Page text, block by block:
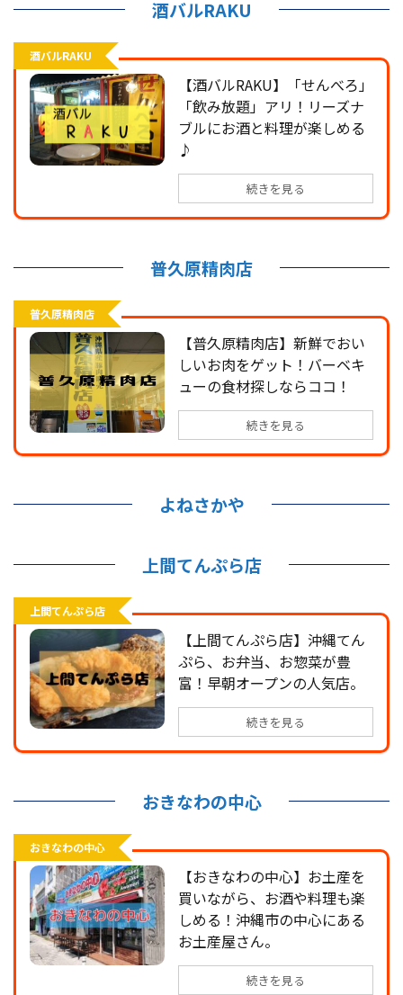
酒バルRAKU
酒バルRAKU
【酒バルRAKU】「せんべろ」
「飲み放題」アリ！リーズナ
ブルにお酒と料理が楽しめる
♪
続きを見る
普久原精肉店
普久原精肉店
【普久原精肉店】新鮮でおい
しいお肉をゲット！バーベキ
ューの食材探しならココ！
続きを見る
よねさかや
上間てんぷら店
上間てんぷら店
【上間てんぷら店】沖縄てん
ぷら、お弁当、お惣菜が豊
富！早朝オープンの人気店。
続きを見る
おきなわの中心
おきなわの中心
【おきなわの中心】お土産を
買いながら、お酒や料理も楽
しめる！沖縄市の中心にある
お土産屋さん。
続きを見る